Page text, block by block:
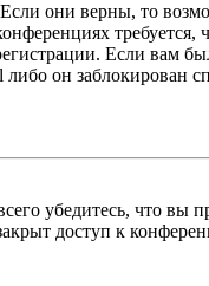
они верны, то
Если вам
он заблокирован
убедитесь, что вы
доступ к